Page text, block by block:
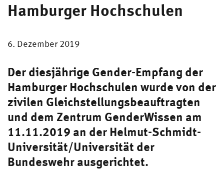
Hamburger Hochschulen
6. Dezember 2019
Der diesjährige Gender-Empfang der
Hamburger Hochschulen wurde von der
zivilen Gleichstellungsbeauftragten
und dem Zentrum GenderWissen am
11.11.2019 an der Helmut-Schmidt-
Universität/Universität der
Bundeswehr ausgerichtet.